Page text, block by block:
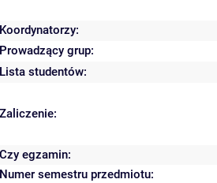
Koordynatorzy:
Prowadzący grup:
Lista studentów:
Zaliczenie:
Czy egzamin:
Numer semestru przedmiotu: